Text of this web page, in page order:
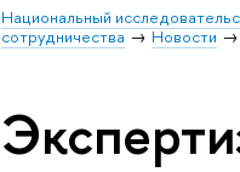
Национальный
сотрудничества
Новости